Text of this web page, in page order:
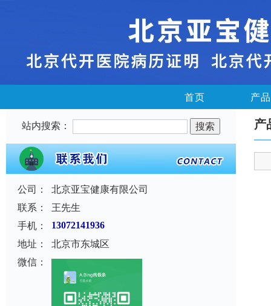
首页 产
站内搜索：
公司：
北京亚宝健康有限公司
联系：
王先生
手机：
13072141936
地址：
北京市东城区
微信：
产